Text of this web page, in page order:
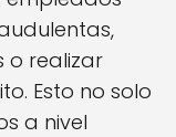
o realizar
Esto no solo
a nivel